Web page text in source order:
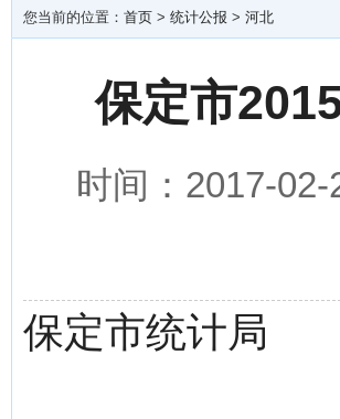
您当前的位置： 首页 > 统计公报 > 河北
保定市
时间：2017-
保定市统计局